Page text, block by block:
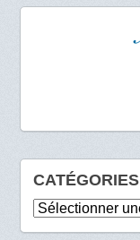
CATÉGORIES
Catégories